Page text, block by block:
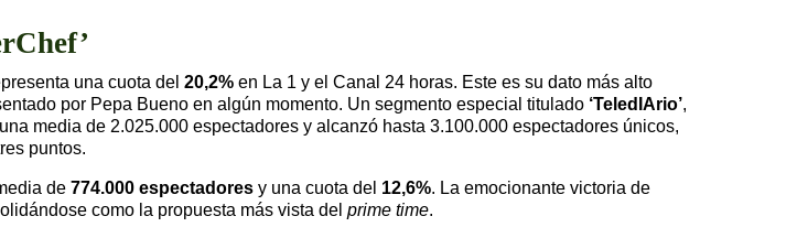
una cuota del 20,2% en La 1 y el Canal 24 horas. Este es su dato más alto
por Pepa Bueno en algún momento. Un segmento especial titulado ‘TeledIArio’,
media de 2.025.000 espectadores y alcanzó hasta 3.100.000 espectadores únicos,
puntos.
de 774.000 espectadores y una cuota del 12,6%. La emocionante victoria de
como la propuesta más vista del prime time.